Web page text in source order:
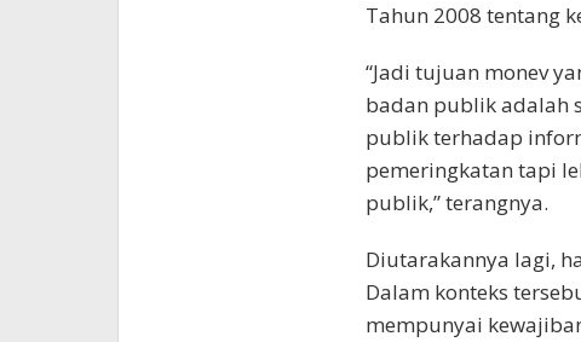
Tahun 2008 tentang
“Jadi tujuan monev
badan publik adalah
publik terhadap
pemeringkatan tapi
publik,” terangnya.
Diutarakannya lagi,
Dalam konteks
mempunyai